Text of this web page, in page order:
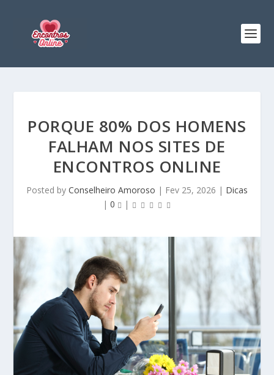
PORQUE 80% DOS HOMENS
FALHAM NOS SITES DE
ENCONTROS ONLINE
Posted by Conselheiro Amoroso | Fev 25, 2026 | Dicas
| 0 |